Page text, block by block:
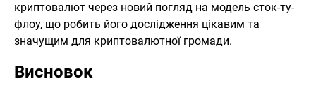
криптовалют через новий погляд на модель сток-ту-
флоу, що робить його дослідження цікавим та
значущим для криптовалютної громади.
Висновок